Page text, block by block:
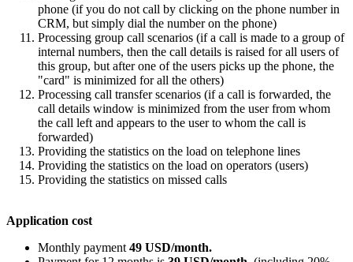
phone (if you do not call by clicking on the phone number in
CRM, but simply dial the number on the phone)
Processing group call scenarios (if a call is made to a group of
internal numbers, then the call details is raised for all users of
this group, but after one of the users picks up the phone, the
"card" is minimized for all the others)
Processing call transfer scenarios (if a call is forwarded, the
call details window is minimized from the user from whom
the call left and appears to the user to whom the call is
forwarded)
Providing the statistics on the load on telephone lines
Providing the statistics on the load on operators (users)
Providing the statistics on missed calls
Application cost
Monthly payment49 USD/month.